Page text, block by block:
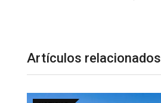
Artículos relacionados